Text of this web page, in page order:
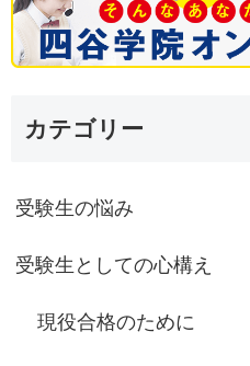
カテゴリー
受験生の悩み
受験生としての心構え
現役合格のために